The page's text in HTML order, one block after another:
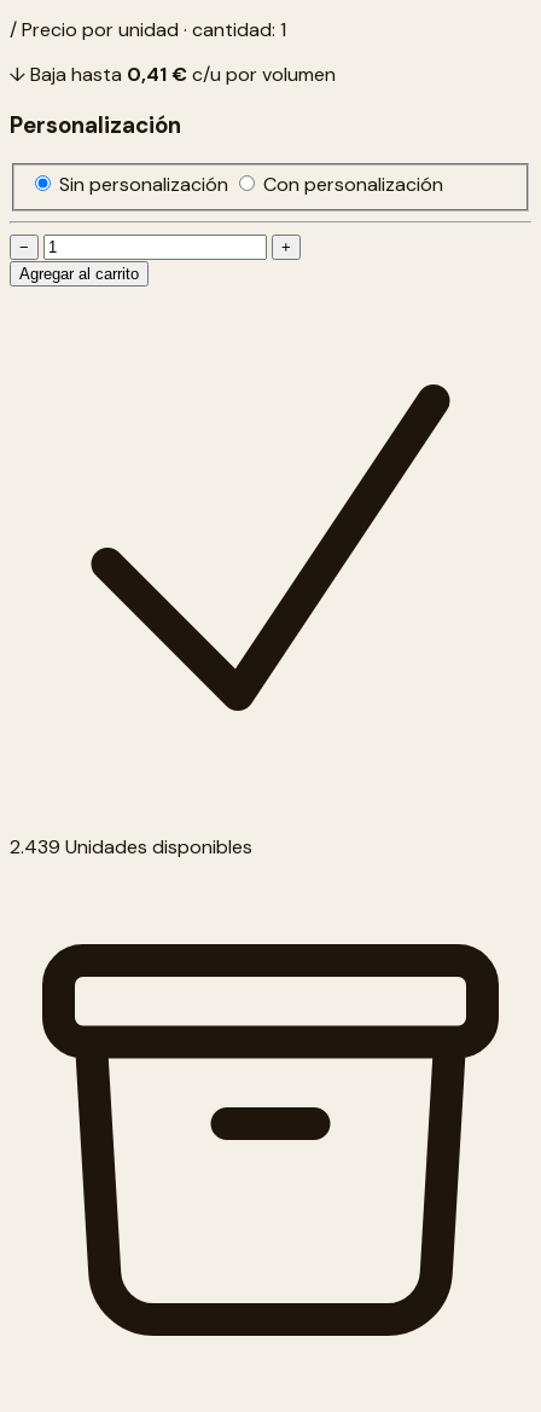
/ Precio por unidad · cantidad: 1
↓ Baja hasta 0,41 €c/u por volumen
Personalización
Sin personalización Con personalización
−
+
Agregar al carrito
2.439 Unidades disponibles